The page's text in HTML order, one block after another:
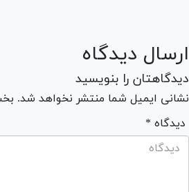
ارسال دیدگاه
دیدگاهتان را بنویسید
نشانی ایمیل شما منتشر نخواهد شد.
* دیدگاه